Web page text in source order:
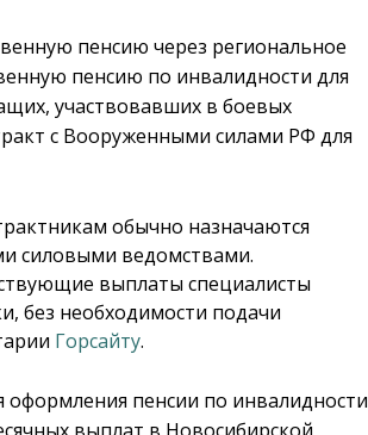
пенсию через региональное
пенсию по инвалидности для
участвовавших в боевых
с Вооруженными силами РФ для
обычно назначаются
силовыми ведомствами.
выплаты специалисты
без необходимости подачи
Горсайту.
пенсии по инвалидности